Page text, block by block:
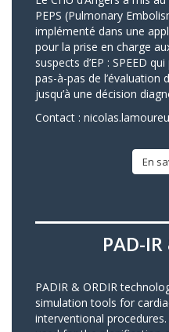
PEPS (Pulmonary
implémenté dans une
pour la prise en charge
suspects d’EP : SPEED
pas-à-pas de l’évaluation
jusqu’à une décision
Contact :
En
PAD-
PADIR & ORDIR
simulation tools for
interventional